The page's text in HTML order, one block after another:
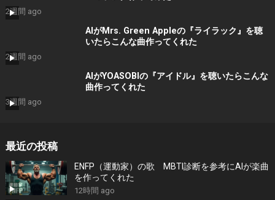
2週間 ago
AIがMrs. Green Appleの『ライラック』を聴
いたらこんな曲作ってくれた
2週間 ago
AIがYOASOBIの『アイドル』を聴いたらこんな
曲作ってくれた
3週間 ago
最近の投稿
ENFP（運動家）の歌 MBTI診断を参考にAIが楽曲
を作ってくれた
12時間 ago